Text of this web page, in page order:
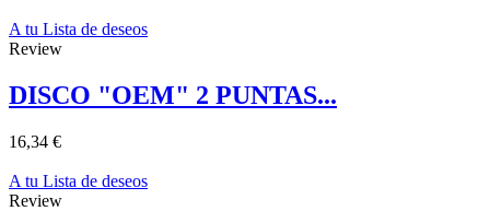
A tu Lista de deseos
Review
DISCO "OEM" 2 PUNTAS...
16,34 €
A tu Lista de deseos
Review